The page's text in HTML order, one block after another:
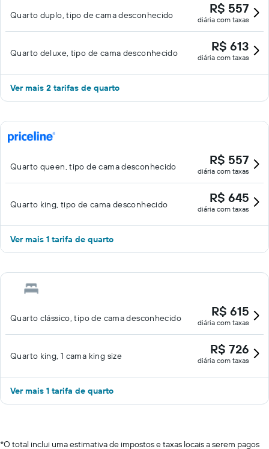
Quarto duplo, tipo de cama desconhecido R$ 557
diária com taxas
Quarto deluxe, tipo de cama desconhecido R$ 613
diária com taxas
Ver mais 2 tarifas de quarto
Quarto queen, tipo de cama desconhecido R$ 557
diária com taxas
Quarto king, tipo de cama desconhecido R$ 645
diária com taxas
Ver mais 1 tarifa de quarto
Quarto clássico, tipo de cama desconhecido R$ 615
diária com taxas
Quarto king, 1 cama king size R$ 726
diária com taxas
Ver mais 1 tarifa de quarto
*O total inclui uma estimativa de impostos e taxas locais a serem pagos